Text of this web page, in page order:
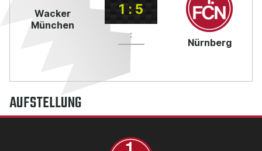
Wacker
München
1 : 5
:
Nürnberg
AUFSTELLUNG